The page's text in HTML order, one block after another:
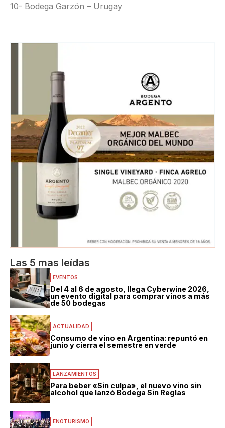
10- Bodega Garzón – Urugay
Las 5 mas leídas
EVENTOS
Del 4 al 6 de agosto, llega Cyberwine 2026,
un evento digital para comprar vinos a más
de 50 bodegas
ACTUALIDAD
Consumo de vino en Argentina: repuntó en
junio y cierra el semestre en verde
LANZAMIENTOS
Para beber «Sin culpa», el nuevo vino sin
alcohol que lanzó Bodega Sin Reglas
ENOTURISMO